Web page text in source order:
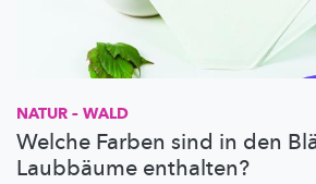
NATUR – WALD
Welche Farben sind in den
Laubbäume enthalten?